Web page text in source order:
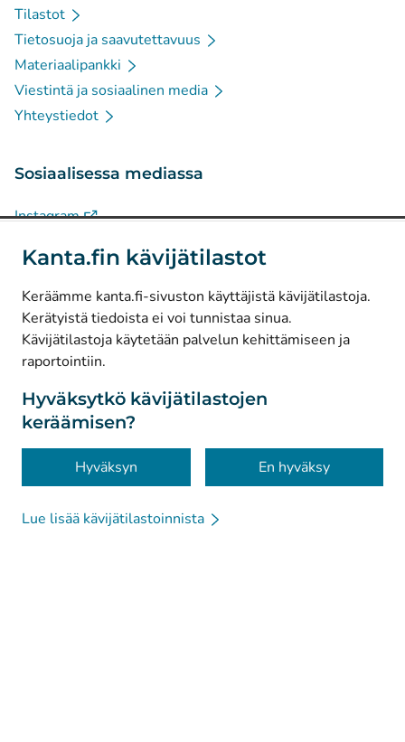
Kanta.fin kävijätilastot
Keräämme kanta.fi-sivuston käyttäjistä kävijätilastoja.
Kerätyistä tiedoista ei voi tunnistaa sinua.
Kävijätilastoja käytetään palvelun kehittämiseen ja
raportointiin.
Hyväksytkö kävijätilastojen
keräämisen?
Hyväksyn En hyväksy
Lue lisää kävijätilastoinnista
Tilastot
Tietosuoja ja saavutettavuus
Materiaalipankki
Viestintä ja sosiaalinen media
Yhteystiedot
Sosiaalisessa mediassa
Instagram(Avautuu uuteen välilehteen)
Facebook(Avautuu uuteen välilehteen)
© Kanta-Palvelut, Kansaneläkelaitos
Tietosuoja
Tietoa sivustosta
Saavutettavuus
Evästeet